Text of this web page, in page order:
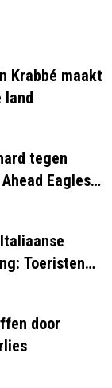
Krabbé maakt
tegen
Eagles-
Toeristen
door